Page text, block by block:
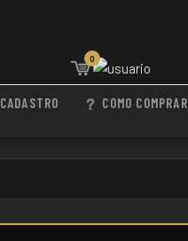
0
CADASTRO COMO COMPRAR